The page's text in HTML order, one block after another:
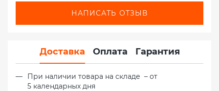
НАПИСАТЬ ОТЗЫВ
Доставка Оплата Гарантия
При наличии товара на складе – от
5 календарных дня